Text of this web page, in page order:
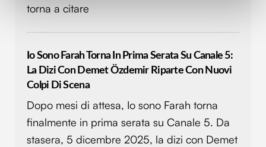
(impronte digitali).
modificare o ritirare il tuo consenso in qualsiasi momento
dalla Dichiarazione sui cookie.
annunci, per fornire funzionalità dei social media e per
analizzare il nostro traffico. Condividiamo inoltre
informazioni sul modo in cui utilizzi il nostro sito con i
torna a citare
Io Sono Farah Torna In Prima Serata Su Canale 5:
La Dizi Con Demet Özdemir Riparte Con Nuovi
Colpi Di Scena
Dopo mesi di attesa, Io sono Farah torna
finalmente in prima serata su Canale 5. Da
stasera, 5 dicembre 2025, la dizi con Demet